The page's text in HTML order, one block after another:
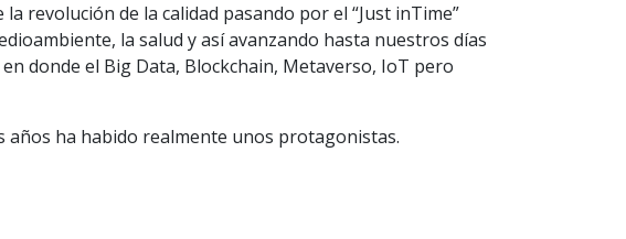
revolución de la calidad pasando por el “Just inTime”
la salud y así avanzando hasta nuestros días
donde el Big Data, Blockchain, Metaverso, IoT pero
años ha habido realmente unos protagonistas.